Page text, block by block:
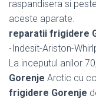
raspandisera si
aceste aparate.
reparatii frigidere
-Indesit-Ariston-
La inceputul anilor
Gorenje Arctic cu
frigidere Gorenje